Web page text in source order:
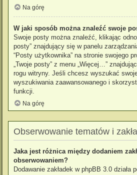
Na górę
W jaki sposób można znaleźć swoje
Swoje posty można znaleźć, klikając
posty” znajdujący się w panelu
“Posty użytkownika” na stronie swojego
„Twoje posty” z menu „Więcej…”
rogu witryny. Jeśli chcesz wyszukać
wyszukiwania zaawansowanego i
funkcji.
Na górę
Obserwowanie tematów i
Jaka jest różnica między dodaniem
obserwowaniem?
Dodawanie zakładek w phpBB 3.0 działa